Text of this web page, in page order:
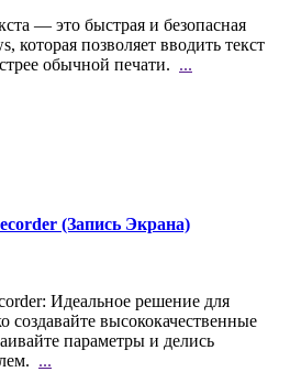
— это быстрая и безопасная
которая позволяет вводить текст
обычной печати. ...
(Запись Экрана)
Идеальное решение для
создавайте высококачественные
параметры и делись
...